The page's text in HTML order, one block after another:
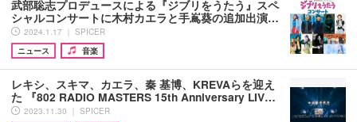
武部聡志プロデュースによる『ジブリをうたう』スペ
シャルコンサートに木村カエラと手嶌葵の追加出演…
2024.1.17 ｜ SPICER
ニュース
音楽
レキシ、スキマ、カエラ、秦 基博、KREVAらを迎え
た 『802 RADIO MASTERS 15th Anniversary LIV…
2023.11.30 ｜ SPICER